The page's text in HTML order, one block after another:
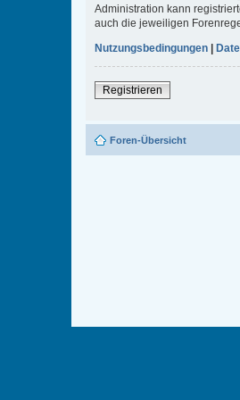
Administration kann
auch die jeweiligen
Nutzungsbedingungen |
Registrieren
Foren-Übersicht